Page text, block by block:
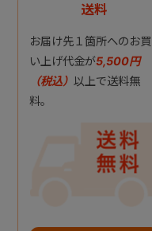
送料
お届け先１箇所へのお買
い上げ代金が5,500円
（税込） 以上で送料無
料。